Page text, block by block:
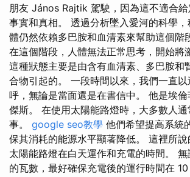
朋友 János Rajtik 駕駛，因為這不適合給
事實和真相。 透過分析墜入愛河的科學
體仍然依賴多巴胺和血清素來幫助這個階
在這個階段，人體無法正常思考，開始將
這種狀態主要是由含有血清素、多巴胺和
合物引起的。 一段時間以來，我們一直
呼，無論是當面還是在書信中。 他是埃
傑斯。 在使用太陽能路燈時，大多數人
事。 google seo教學 他們希望提高系統
保其消耗的能源水平顯著降低。 這裡所
太陽能路燈在白天運作和充電的時間。
的瓦數，最好確保充電後的運行時間在